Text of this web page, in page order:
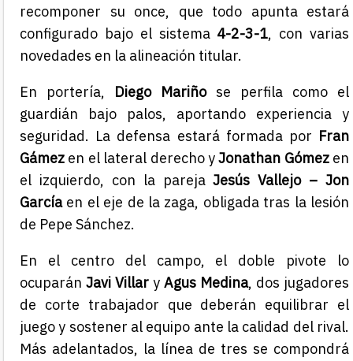
recomponer su once, que todo apunta estará
configurado bajo el sistema 4-2-3-1, con varias
novedades en la alineación titular.
En portería, Diego Mariñose perfila como el
guardián bajo palos, aportando experiencia y
seguridad. La defensa estará formada por Fran
Gámez en el lateral derecho yJonathan Gómezen
el izquierdo, con la parejaJesús Vallejo – Jon
Garcíaen el eje de la zaga, obligada tras la lesión
de Pepe Sánchez.
En el centro del campo, el doble pivote lo
ocuparán Javi Villar y Agus Medina, dos jugadores
de corte trabajador que deberán equilibrar el
juego y sostener al equipo ante la calidad del rival.
Más adelantados, la línea de tres se compondrá